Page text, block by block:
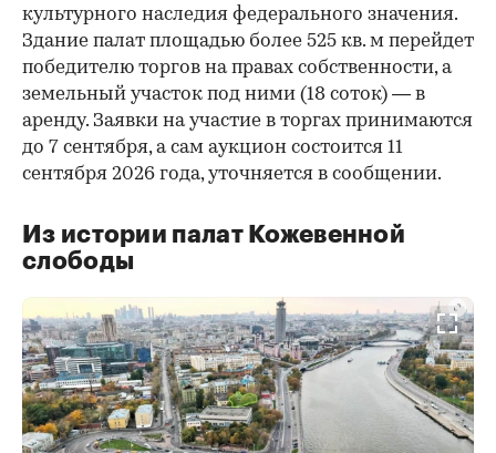
культурного наследия федерального значения.
Здание палат площадью более 525 кв. м перейдет
победителю торгов на правах собственности, а
земельный участок под ними (18 соток) — в
аренду. Заявки на участие в торгах принимаются
до 7 сентября, а сам аукцион состоится 11
сентября 2026 года, уточняется в сообщении.
00:00 / 00:00
Из истории палат Кожевенной
слободы